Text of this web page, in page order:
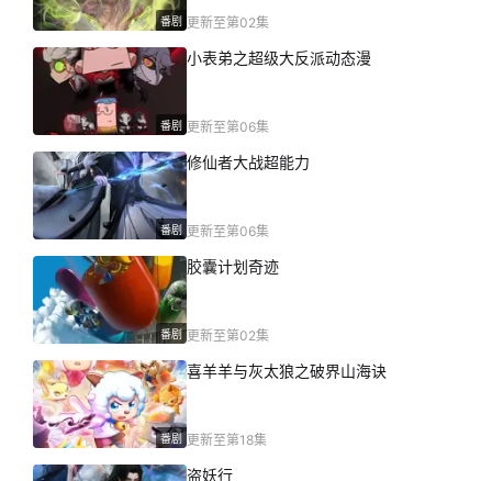
番剧 更新至第02集
番剧
小表弟之超级大反派动态漫
更新至第06集
番剧
修仙者大战超能力
更新至第06集
番剧
胶囊计划奇迹
更新至第02集
番剧
喜羊羊与灰太狼之破界山海诀
更新至第18集
盗妖行